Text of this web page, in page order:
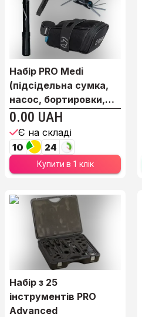
Набір PRO Medi
(підсідельна сумка,
насос, бортировки,
м...
0.00 UAH
Є на складі
10 24
Купити в 1 клік
Набір з 25
інструментів PRO
Advanced